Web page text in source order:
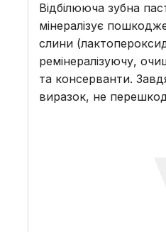
Відбілююча зубна
мінералізує
слини
ремінералізуючу,
та консерванти.
виразок, не